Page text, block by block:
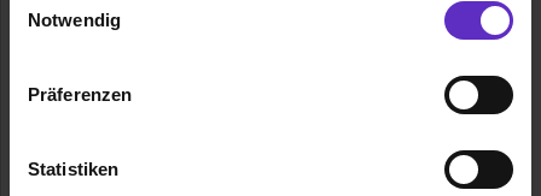
Benutzung der Webseite getroffenen Einstellungen zu
Webseite zu analysieren („Statistiken“), um
Informationen zu deiner Verwendung unserer Website an
Notwendig
Präferenzen
Statistiken
Als Fachinformatiker planst und
verbindest Du Maschinen und sorgst für